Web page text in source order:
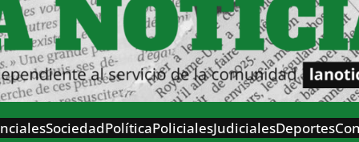
SociedadPolíticaPolicialesJudicialesDeportes